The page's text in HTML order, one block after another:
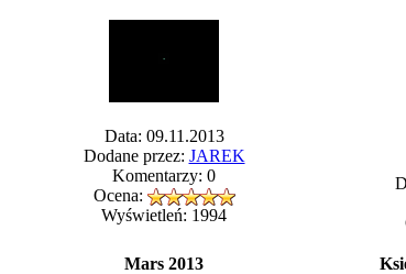
Data: 09.11.2013
Dodane przez: JAREK
Komentarzy: 0
Ocena:
Wyświetleń: 1994
Mars 2013